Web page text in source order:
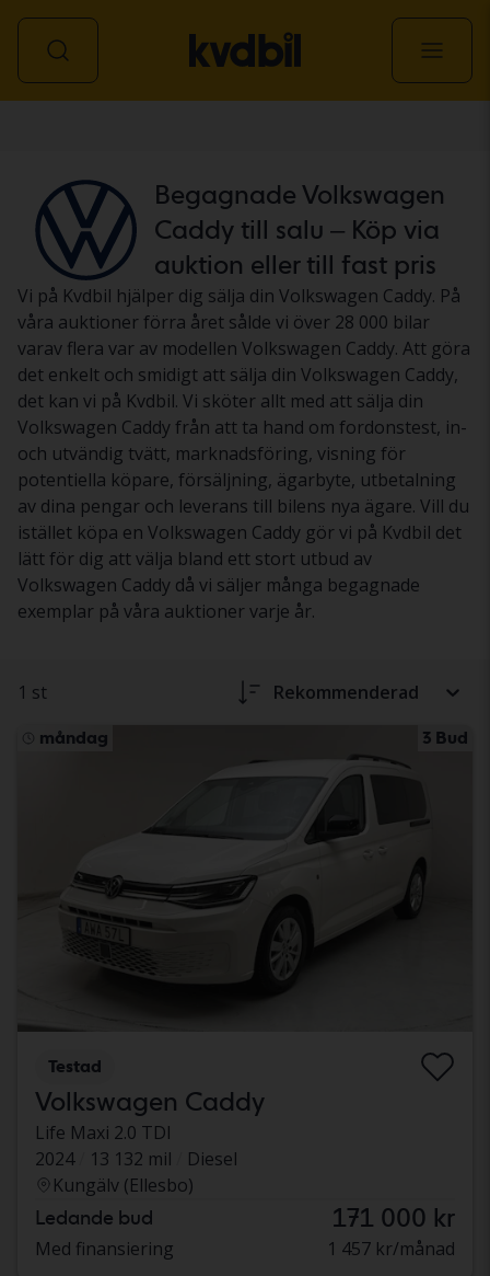
Begagnade Volkswagen
Caddy till salu – Köp via
auktion eller till fast pris
Vi på Kvdbil hjälper dig sälja din Volkswagen Caddy. På
våra auktioner förra året sålde vi över 28 000 bilar
varav flera var av modellen Volkswagen Caddy. Att göra
det enkelt och smidigt att sälja din Volkswagen Caddy,
det kan vi på Kvdbil. Vi sköter allt med att sälja din
Volkswagen Caddy från att ta hand om fordonstest, in-
och utvändig tvätt, marknadsföring, visning för
potentiella köpare, försäljning, ägarbyte, utbetalning
av dina pengar och leverans till bilens nya ägare. Vill du
istället köpa en Volkswagen Caddy gör vi på Kvdbil det
lätt för dig att välja bland ett stort utbud av
Volkswagen Caddy då vi säljer många begagnade
exemplar på våra auktioner varje år.
1 st Rekommenderad
måndag 3 Bud
Testad
Volkswagen Caddy
Life Maxi 2.0 TDI
2024
13 132 mil
Diesel
Kungälv (Ellesbo)
Ledande bud 171 000 kr
Med finansiering 1 457 kr/månad